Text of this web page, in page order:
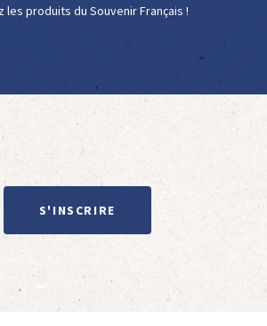
les produits du Souvenir Français !
S'INSCRIRE